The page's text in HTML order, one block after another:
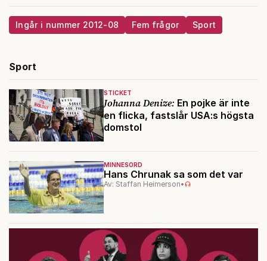
Ingår i nummer 2012-08 Fem frågor Sport
Sport
STICKET
Johanna Denize: En pojke är inte
en flicka, fastslår USA:s högsta
domstol
MINNESORD
Hans Chrunak sa som det var
Av: Staffan Heimerson•